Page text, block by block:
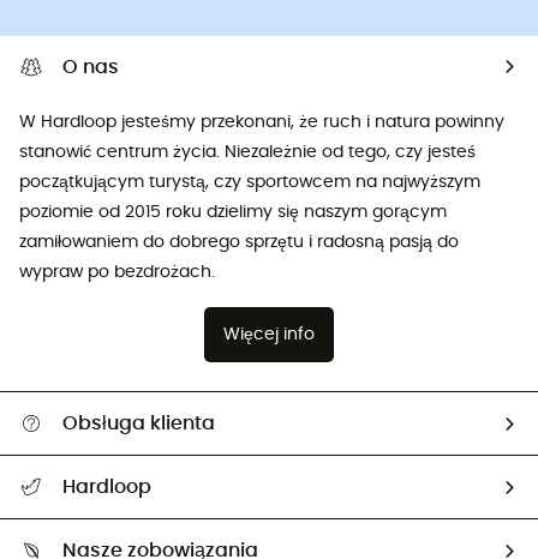
O nas
W Hardloop jesteśmy przekonani, że ruch i natura powinny
stanowić centrum życia. Niezależnie od tego, czy jesteś
początkującym turystą, czy sportowcem na najwyższym
poziomie od 2015 roku dzielimy się naszym gorącym
zamiłowaniem do dobrego sprzętu i radosną pasją do
wypraw po bezdrożach.
Więcej info
Obsługa klienta
Zwrot artykułów i zwrot środków
Hardloop
Nasze zobowiązania